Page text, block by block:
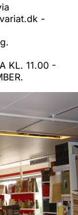
-
KL. 11.00 -